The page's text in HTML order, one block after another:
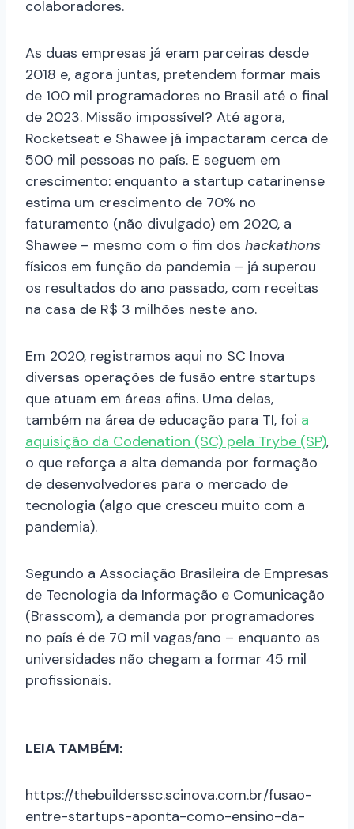
colaboradores.
As duas empresas já eram parceiras desde
2018 e, agora juntas, pretendem formar mais
de 100 mil programadores no Brasil até o final
de 2023. Missão impossível? Até agora,
Rocketseat e Shawee já impactaram cerca de
500 mil pessoas no país. E seguem em
crescimento: enquanto a startup catarinense
estima um crescimento de 70% no
faturamento (não divulgado) em 2020, a
Shawee – mesmo com o fim dos hackathons
físicos em função da pandemia – já superou
os resultados do ano passado, com receitas
na casa de R$ 3 milhões neste ano.
Em 2020, registramos aqui no SC Inova
diversas operações de fusão entre startups
que atuam em áreas afins. Uma delas,
também na área de educação para TI, foi a
aquisição da Codenation (SC) pela Trybe (SP),
o que reforça a alta demanda por formação
de desenvolvedores para o mercado de
tecnologia (algo que cresceu muito com a
pandemia).
Segundo a Associação Brasileira de Empresas
de Tecnologia da Informação e Comunicação
(Brasscom), a demanda por programadores
no país é de 70 mil vagas/ano – enquanto as
universidades não chegam a formar 45 mil
profissionais.
LEIA TAMBÉM:
https://thebuilderssc.scinova.com.br/fusao-
entre-startups-aponta-como-ensino-da-